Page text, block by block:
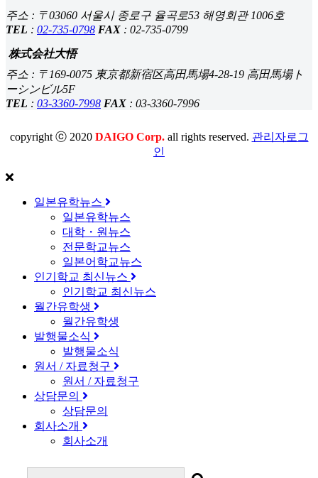
주소 : 〒03060 서울시 종로구 율곡로53 해영회관 1006호
TEL : 02-735-0798 FAX : 02-735-0799
株式会社大悟
주소 : 〒169-0075 東京都新宿区高田馬場4-28-19 高田馬場ト
ーシンビル5F
TEL : 03-3360-7998 FAX : 03-3360-7996
copyright ⓒ 2020 DAIGO Corp.all rights reserved. 관리자로그
인
일본유학뉴스
일본유학뉴스
대학・원뉴스
전문학교뉴스
일본어학교뉴스
인기학교 최신뉴스
인기학교 최신뉴스
월간유학생
월간유학생
발행물소식
발행물소식
원서 / 자료청구
원서 / 자료청구
상담문의
상담문의
회사소개
회사소개